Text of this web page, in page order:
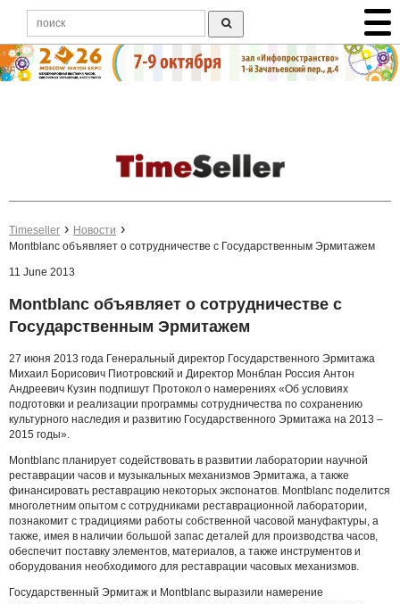
Timeseller
Новости
Montblanc объявляет о сотрудничестве с Государственным Эрмитажем
11 June 2013
Montblanc объявляет о сотрудничестве с
Государственным Эрмитажем
27 июня 2013 года Генеральный директор Государственного Эрмитажа
Михаил Борисович Пиотровский и Директор Монблан Россия Антон
Андреевич Кузин подпишут Протокол о намерениях «Об условиях
подготовки и реализации программы сотрудничества по сохранению
культурного наследия и развитию Государственного Эрмитажа на 2013 –
2015 годы».
Montblanc планирует содействовать в развитии лаборатории научной
реставрации часов и музыкальных механизмов Эрмитажа, а также
финансировать реставрацию некоторых экспонатов. Montblanc поделится
многолетним опытом с сотрудниками реставрационной лаборатории,
познакомит с традициями работы собственной часовой мануфактуры, а
также, имея в наличии большой запас деталей для производства часов,
обеспечит поставку элементов, материалов, а также инструментов и
оборудования необходимого для реставрации часовых механизмов.
Государственный Эрмитаж и Montblanc выразили намерение